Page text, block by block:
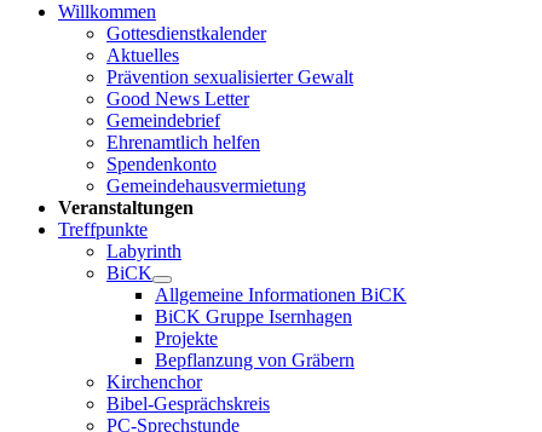
Willkommen
Gottesdienstkalender
Aktuelles
Prävention sexualisierter Gewalt
Good News Letter
Gemeindebrief
Ehrenamtlich helfen
Spendenkonto
Gemeindehausvermietung
Veranstaltungen
Treffpunkte
Labyrinth
BiCK
Allgemeine Informationen BiCK
BiCK Gruppe Isernhagen
Projekte
Bepflanzung von Gräbern
Kirchenchor
Bibel-Gesprächskreis
PC-Sprechstunde